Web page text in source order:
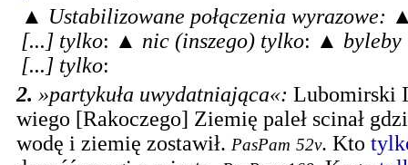
▲ Ustabilizowane połączenia wyrazowe:
[...] tylko: ▲ nic (inszego) tylko: ▲
[...] tylko:
2. »partykuła uwydatniająca«: Lubomirski
wiego [Rakoczego] Ziemię paleł scinał
wodę i ziemię zostawił. PasPam 52v. Kto